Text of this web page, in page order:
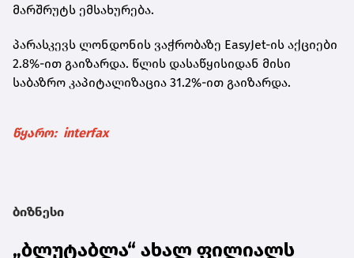
მარშრუტს ემსახურება.
პარასკევს ლონდონის ვაჭრობაზე EasyJet-ის აქციები
2.8%-ით გაიზარდა. წლის დასაწყისიდან მისი
საბაზრო კაპიტალიზაცია 31.2%-ით გაიზარდა.
წყარო: interfax
ბიზნესი
„ბლუტაბლა“ ახალ ფილიალს